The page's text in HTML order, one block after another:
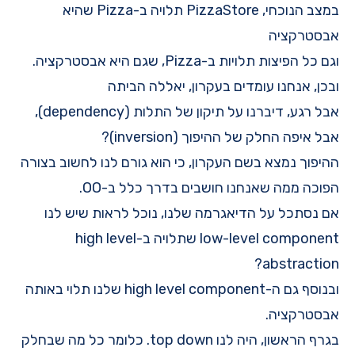
במצב הנוכחי, PizzaStore תלויה ב-Pizza שהיא
אבסטרקציה
וגם כל הפיצות תלויות ב-Pizza, שגם היא אבסטרקציה.
ובכן, אנחנו עומדים בעקרון, יאללה הביתה
אבל רגע, דיברנו על תיקון של התלות (dependency),
אבל איפה החלק של ההיפוך (inversion)?
ההיפוך נמצא בשם העקרון, כי הוא גורם לנו לחשוב בצורה
הפוכה ממה שאנחנו חושבים בדרך כלל ב-OO.
אם נסתכל על הדיאגרמה שלנו, נוכל לראות שיש לנו
low-level component שתלויה ב-high level
abstraction?
ובנוסף גם ה-high level component שלנו תלוי באותה
אבסטרקציה.
בגרף הראשון, היה לנו top down. כלומר כל מה שבחלק